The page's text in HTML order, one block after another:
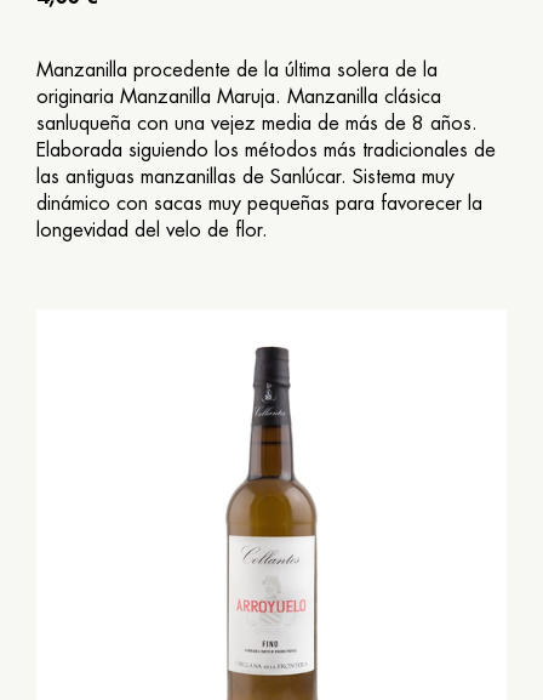
Manzanilla procedente de la última solera de la
originaria Manzanilla Maruja. Manzanilla clásica
sanluqueña con una vejez media de más de 8 años.
Elaborada siguiendo los métodos más tradicionales de
las antiguas manzanillas de Sanlúcar. Sistema muy
dinámico con sacas muy pequeñas para favorecer la
longevidad del velo de flor.